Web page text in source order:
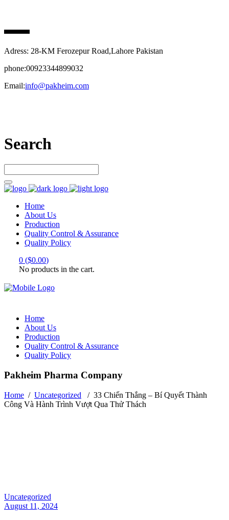
Adress: 28-KM Ferozepur Road,Lahore Pakistan
phone:00923344899032
Email:info@pakheim.com
Search
Home
About Us
Production
Quality Control & Assurance
Quality Policy
0 ($0.00)
No products in the cart.
Home
About Us
Production
Quality Control & Assurance
Quality Policy
Pakheim Pharma Company
Home / Uncategorized / 33 Chiến Thắng – Bí Quyết Thành
Công Và Hành Trình Vượt Qua Thử Thách
Uncategorized
August 11, 2024